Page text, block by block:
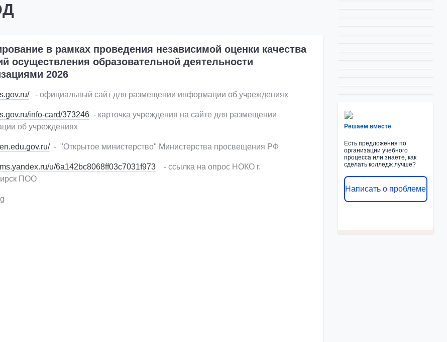
в рамках проведения независимой оценки качества
осуществления образовательной деятельности
2026
- официальный сайт для размещении информации об учреждениях
info-card/373246 - карточка учреждения на сайте для размещении
об учреждениях
- "Открытое министерство" Министерства просвещения РФ
u/6a142bc8068ff03c7031f973 - ссылка на опрос НОКО г.
ПОО
Решаем вместе
Есть предложения по
организации учебного
процесса или знаете, как
сделать колледж лучше?
Написать о проблеме